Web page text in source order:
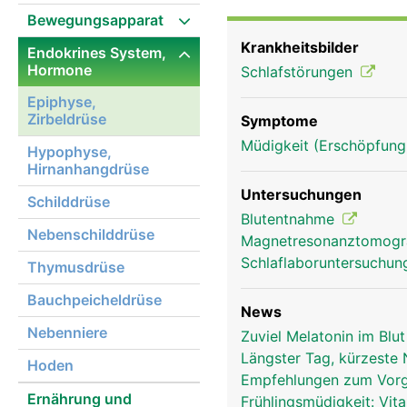
Bewegungsapparat
Endokrines System,
Hormone
Epiphyse,
Zirbeldrüse
Hypophyse,
Hirnanhangdrüse
Schilddrüse
Nebenschilddrüse
Thymusdrüse
Bauchpeicheldrüse
Nebenniere
Hoden
Ernährung und
Schlaf-Wach-
anderem den Eintritt
anderer Hormondrüsen
Geschlechtsdrüsen,
Antioxidans - vielfach
Krankheitsbilder
Schlafstörungen
Symptome
Müdigkeit
Untersuchungen
Blutentnahme
News
Zuviel Melatonin im
Längster Tag, kürzeste
Empfehlungen zum
Frühlingsmüdigkeit: